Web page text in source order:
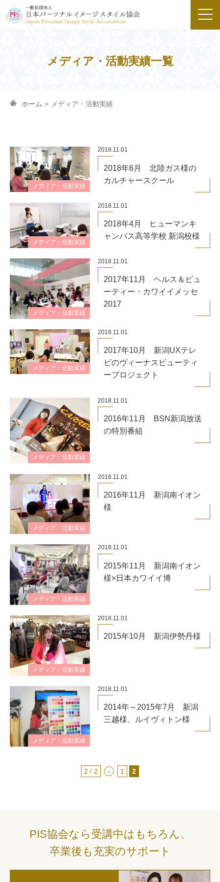
メディア・活動実績一覧
ホーム > メディア・活動実績
メディア・活動実績
2018.11.01
2018年6月 北陸ガス様の
カルチャースクール
メディア・活動実績
2018.11.01
2018年4月 ヒューマンキ
ャンパス高等学校 新潟校様
メディア・活動実績
2018.11.01
2017年11月 ヘルス＆ビュ
ーティー・カワイイメッセ
2017
メディア・活動実績
2018.11.01
2017年10月 新潟UXテレ
ビのヴィーナスビューティ
ープロジェクト
メディア・活動実績
2018.11.01
2016年11月 BSN新潟放送
の特別番組
メディア・活動実績
2018.11.01
2016年11月 新潟南イオン
様
メディア・活動実績
2018.11.01
2015年11月 新潟南イオン
様×日本カワイイ博
メディア・活動実績
2018.11.01
2015年10月 新潟伊勢丹様
メディア・活動実績
2018.11.01
2014年～2015年7月 新潟
三越様、ルイヴィトン様
2 / 2 ‹ 1 2
PIS協会なら受講中はもちろん、
卒業後も充実のサポート